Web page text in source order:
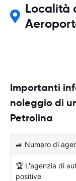
Località
Importanti
noleggio di
Petrolina
🚙 Numero di
🏆 L'agenzia di
positive